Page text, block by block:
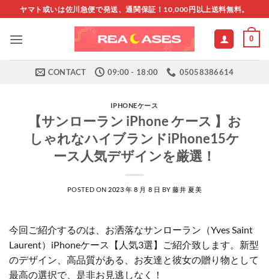
to
content
ヤマト或いは佐川急便で発送、通関保証！10,000円以上送料無料。
0
CONTACT 09:00 - 18:00 05058386614
IPHONEケース
【サンローラン iPhone ケース 】お
しゃれなハイブランドiPhone15ケ
ース人気デザインを厳選！
POSTED ON 2023 年 8 月 8 日 BY藤井 夏美
今回ご紹介するのは、お洒落なサンローラン（Yves Saint
Laurent）iPhoneケース【人気3選】ご紹介致します。新型
のデザイン、高品質がある、お友達と彼女の贈り物として
最高の選択で、是非お見逃しなく！